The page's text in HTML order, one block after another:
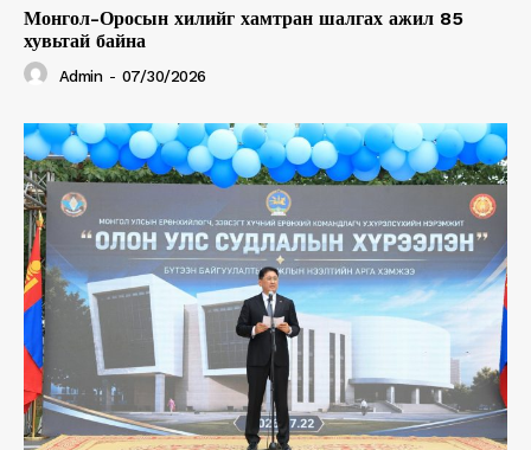
Монгол-Оросын хилийг хамтран шалгах ажил 85
хувьтай байна
Admin - 07/30/2026